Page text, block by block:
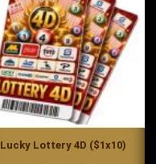
Lucky Lottery 4D ($1x10)